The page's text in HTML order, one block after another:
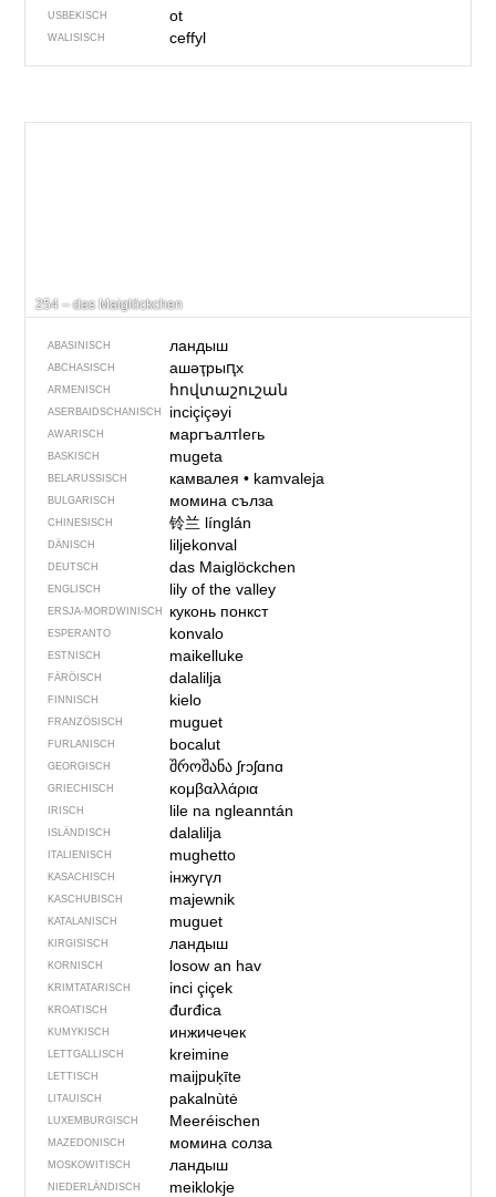
USBEKISCH ot
WALISISCH ceffyl
254 – das Maiglöckchen
ABASINISCH ландыш
ABCHASISCH ашәҭрыԥх
ARMENISCH հովտաշուշան
ASERBAIDSCHANISCH inciçiçəyi
AWARISCH маргъалтIегь
BASKISCH mugeta
BELARUSSISCH камвалея• kamvaleja
BULGARISCH момина сълза
CHINESISCH 铃兰 línglán
DÄNISCH liljekonval
DEUTSCH das Maiglöckchen
ENGLISCH lily of the valley
ERSJA-MORDWINISCH куконь понкст
ESPERANTO konvalo
ESTNISCH maikelluke
FÄRÖISCH dalalilja
FINNISCH kielo
FRANZÖSISCH muguet
FURLANISCH bocalut
GEORGISCH შროშანა ʃrɔʃɑnɑ
GRIECHISCH κομβαλλάρια
IRISCH lile na ngleanntán
ISLÄNDISCH dalalilja
ITALIENISCH mughetto
KASACHISCH інжугүл
KASCHUBISCH majewnik
KATALANISCH muguet
KIRGISISCH ландыш
KORNISCH losow an hav
KRIMTATARISCH inci çiçek
KROATISCH đurđica
KUMYKISCH инжичечек
LETTGALLISCH kreimine
LETTISCH maijpuķīte
LITAUISCH pakalnùtė
LUXEMBURGISCH Meeréischen
MAZEDONISCH момина солза
MOSKOWITISCH ландыш
NIEDERLÄNDISCH meiklokje